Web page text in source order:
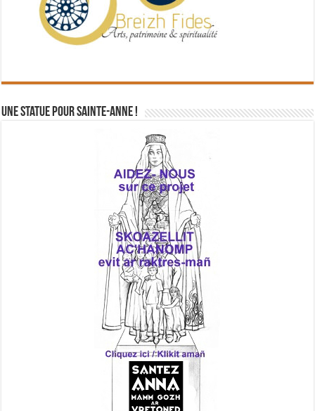
Une statue pour Sainte-Anne !